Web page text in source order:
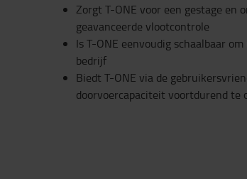
Zorgt T-ONE voor een gestage en
geavanceerde vlootcontrole
Is T-ONE eenvoudig schaalbaar
bedrijf
Biedt T-ONE via de
doorvoercapaciteit voortdurend te